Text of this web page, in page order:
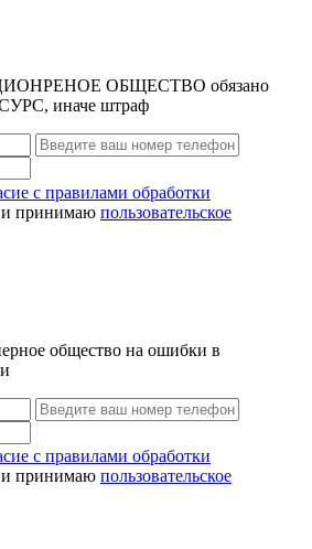
ОБЩЕСТВО обязано
иначе штраф
с правилами обработки
принимаю пользовательское
общество на ошибки в
с правилами обработки
принимаю пользовательское